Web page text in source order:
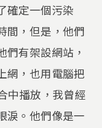
確定一個污染
間，但是，他們
有架設網站，
網，也用電腦把
中播放，我曾經
淚。他們像是一